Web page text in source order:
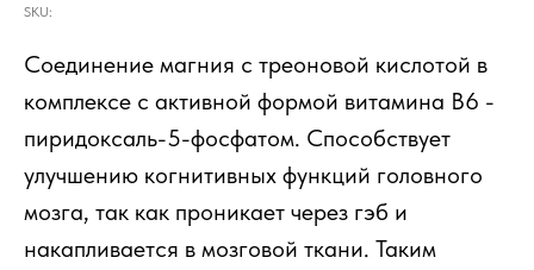
SKU:
Соединение магния с треоновой кислотой в
комплексе с активной формой витамина В6 -
пиридоксаль-5-фосфатом. Способствует
улучшению когнитивных функций головного
мозга, так как проникает через гэб и
накапливается в мозговой ткани. Таким